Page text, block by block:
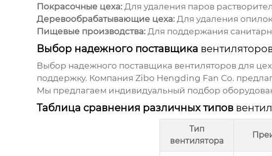
Покрасочные цеха:Для удаления паров
Деревообрабатывающие цеха:Для удаления
Пищевые производства:Для поддержания
Выбор надежного поставщика
Выбор надежного поставщика вентиляторов для
поддержку. Компания Zibo Hengding Fan Co.
Мы предлагаем индивидуальный подбор
Таблица сравнения различных типов
Тип
вентилятора